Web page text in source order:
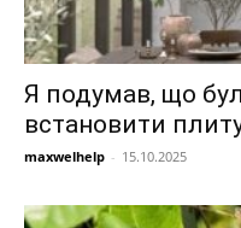
Я подумав, що
встановити
maxwelhelp - 15.10.2025